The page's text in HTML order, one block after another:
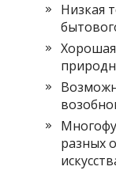
Низкая
разных